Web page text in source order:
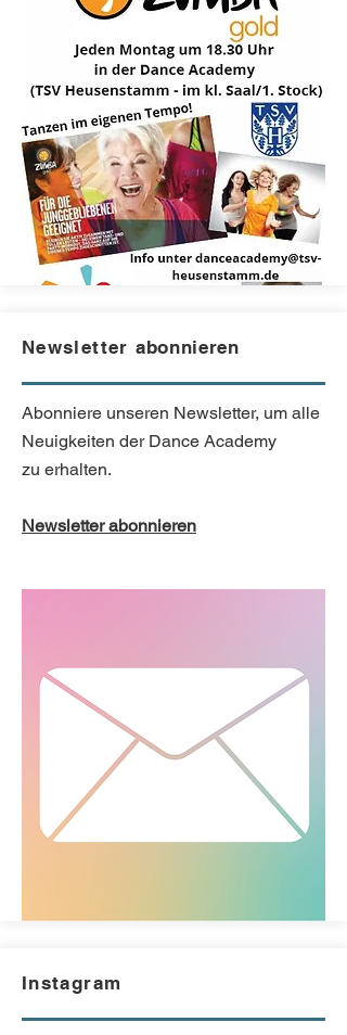
Newsletter abonnieren
Abonniere unseren Newsletter, um alle
Neuigkeiten der Dance Academy
zu erhalten.
Newsletterabonnieren
Instagram